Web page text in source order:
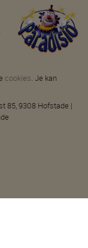
cookies. Je kan
85, 9308 Hofstade |